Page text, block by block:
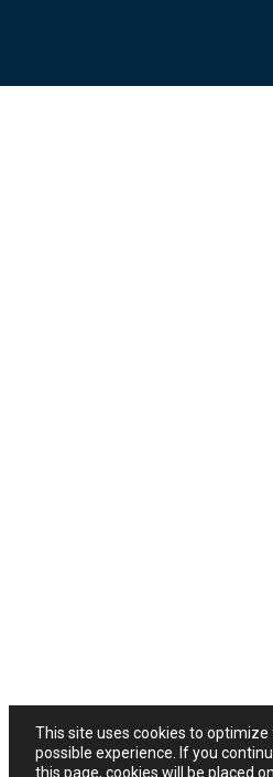
This site uses cookies to
possible experience. If you
this page, cookies will be placed